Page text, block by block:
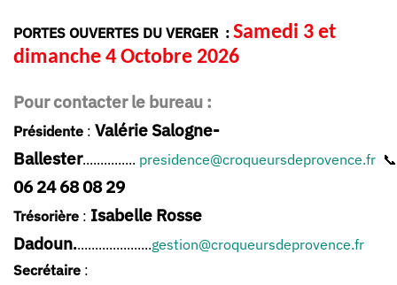
PORTES OUVERTES DU VERGER : Samedi 3 et
dimanche 4 Octobre 2026
Pour contacter le bureau :
Présidente : Valérie Salogne-
Ballester............... presidence@croqueursdeprovence.fr 📞
06 24 68 08 29
Trésorière : Isabelle Rosse
Dadoun......................gestion@croqueursdeprovence.fr
Secrétaire :